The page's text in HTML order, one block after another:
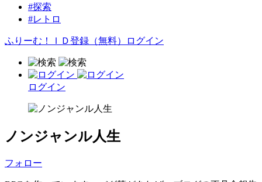
#探索
#レトロ
ふりーむ！ＩＤ登録（無料） ログイン
ログイン
ノンジャンル人生
フォロー